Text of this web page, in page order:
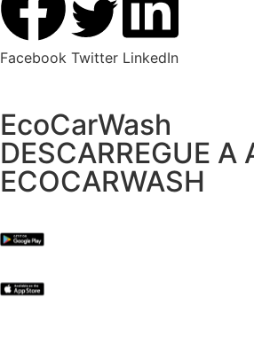
Facebook Twitter LinkedIn
EcoCarWash
DESCARREGUE A
ECOCARWASH